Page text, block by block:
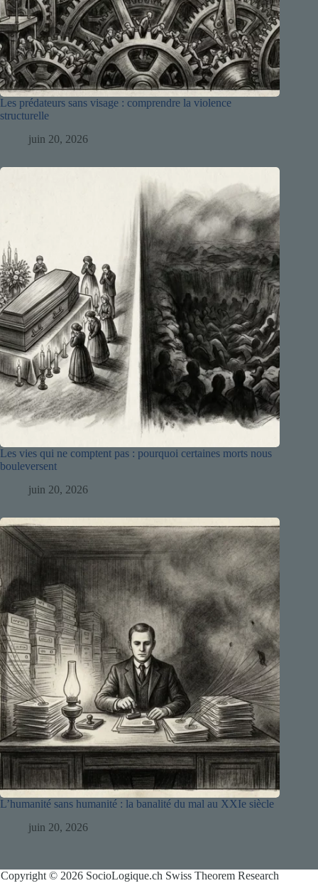
Les prédateurs sans visage : comprendre la violence
structurelle
juin 20, 2026
Les vies qui ne comptent pas : pourquoi certaines morts nous
bouleversent
juin 20, 2026
L’humanité sans humanité : la banalité du mal au XXIe siècle
juin 20, 2026
Copyright © 2026 SocioLogique.ch Swiss Theorem Research